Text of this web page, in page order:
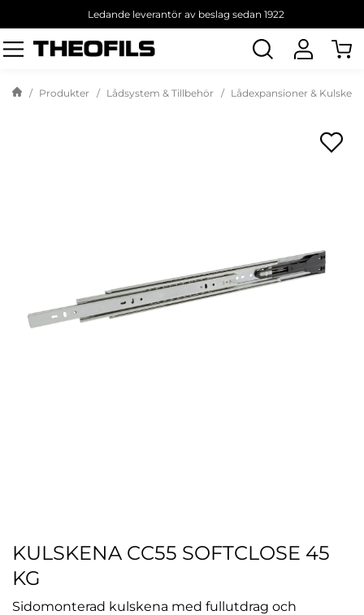
Ledande leverantör av beslag sedan 1922
Sök
produkt
Produkter Lådsystem & Tillbehör Lådexpansioner &
KULSKENA CC55 SOFTCLOSE 45
KG
Sidomonterad kulskena med fullutdrag och